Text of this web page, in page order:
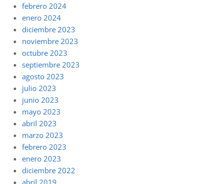
febrero 2024
enero 2024
diciembre 2023
noviembre 2023
octubre 2023
septiembre 2023
agosto 2023
julio 2023
junio 2023
mayo 2023
abril 2023
marzo 2023
febrero 2023
enero 2023
diciembre 2022